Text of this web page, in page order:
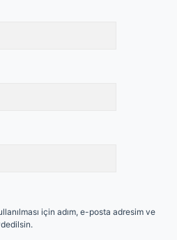
için adım, e-posta adresim ve